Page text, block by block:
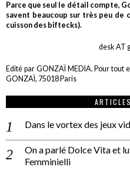
Parce que seul le détail compte,
savent beaucoup sur très peu de
cuisson des biftecks).
desk AT
Edité par GONZAÏ MEDIA. Pour tout
GONZAÏ, 75018 Paris
Dans le vortex des jeux
On a parlé Dolce Vita et
Femminielli